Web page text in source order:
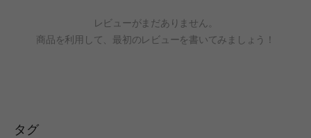
レビューがまだありません。
商品を利用して、最初のレビューを書いてみましょう！
タグ